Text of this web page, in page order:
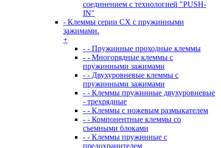
соединением с технологией "PUSH-
IN"
- Клеммы серии CX с пружинными
зажимами.
+
- - Пружинные проходные клеммы
- - Многорядные клеммы с
пружинными зажимами
- - Двухуровневые клеммы с
пружинными зажимами
- - Клеммы пружинные двухуровневые
- трехрядные
- - Клеммы с ножевым размыкателем
- - Компонентные клеммы со
съемными блоками
- - Клеммы пружинные с
предохранителем